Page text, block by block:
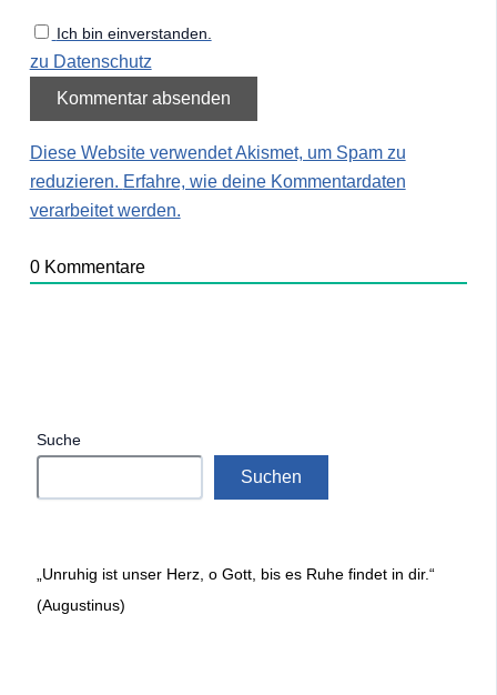
Ich bin einverstanden.
zu Datenschutz
Diese Website verwendet Akismet, um Spam zu
reduzieren. Erfahre, wie deine Kommentardaten
verarbeitet werden.
0Kommentare
Suche
Suchen
„Unruhig ist unser Herz, o Gott, bis es Ruhe findet in dir.“
(Augustinus)